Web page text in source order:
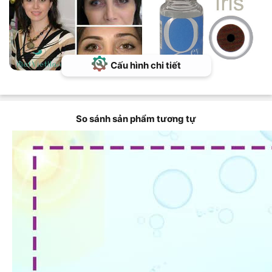
Cấu hình chi tiết
So sánh sản phẩm tương tự